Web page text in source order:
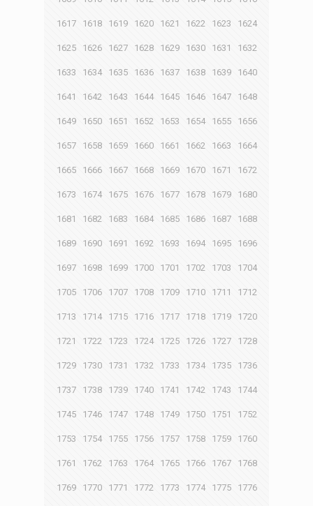
1617 1618 1619 1620 1621 1622 1623 1624
1625 1626 1627 1628 1629 1630 1631 1632
1633 1634 1635 1636 1637 1638 1639 1640
1641 1642 1643 1644 1645 1646 1647 1648
1649 1650 1651 1652 1653 1654 1655 1656
1657 1658 1659 1660 1661 1662 1663 1664
1665 1666 1667 1668 1669 1670 1671 1672
1673 1674 1675 1676 1677 1678 1679 1680
1681 1682 1683 1684 1685 1686 1687 1688
1689 1690 1691 1692 1693 1694 1695 1696
1697 1698 1699 1700 1701 1702 1703 1704
1705 1706 1707 1708 1709 1710 1711 1712
1713 1714 1715 1716 1717 1718 1719 1720
1721 1722 1723 1724 1725 1726 1727 1728
1729 1730 1731 1732 1733 1734 1735 1736
1737 1738 1739 1740 1741 1742 1743 1744
1745 1746 1747 1748 1749 1750 1751 1752
1753 1754 1755 1756 1757 1758 1759 1760
1761 1762 1763 1764 1765 1766 1767 1768
1769 1770 1771 1772 1773 1774 1775 1776